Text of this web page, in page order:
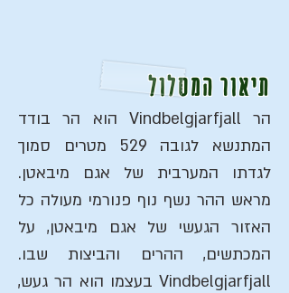
תיאור המסלול
הר Vindbelgjarfjall הוא הר בודד
המתנשא לגובה 529 מטרים סמוך
לגדתו המערבית של אגם מיבאטן.
מראש ההר נשף נוף פנורמי מעולה כל
האזור הגעשי של אגם מיבאטן, על
המכתשים, ההרים והביצות שבו.
Vindbelgjarfjall בעצמו הוא הר געש,